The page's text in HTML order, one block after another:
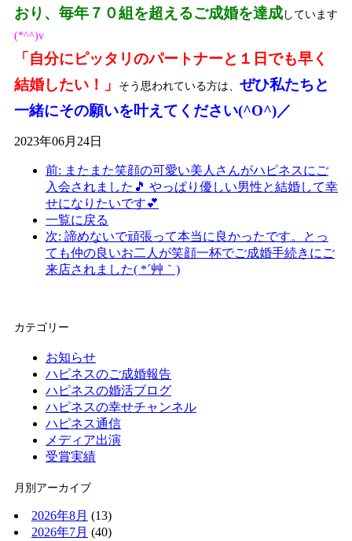
おり、毎年７０組を超えるご成婚を達成 しています
(*^^)v
「自分にピッタリのパートナーと１日でも早く
結婚したい！」
そう思われている方は、 ぜひ私たちと
一緒にその願いを叶えてください(^O^)／
2023年06月24日
前: またまた笑顔の可愛い美人さんがハピネスにご
入会されました🎵 やっぱり優しい男性と結婚して幸
せになりたいです💕
一覧に戻る
次: 諦めないで頑張って本当に良かったです。とっ
ても仲の良いお二人が笑顔一杯でご成婚手続きにご
来店されました( *´艸｀)
カテゴリー
お知らせ
ハピネスのご成婚報告
ハピネスの婚活ブログ
ハピネスの幸せチャンネル
ハピネス通信
メディア出演
受賞実績
月別アーカイブ
2026年8月 (13)
2026年7月 (40)